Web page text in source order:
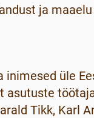
ja
inimesed üle
asutuste
Tikk, Karl